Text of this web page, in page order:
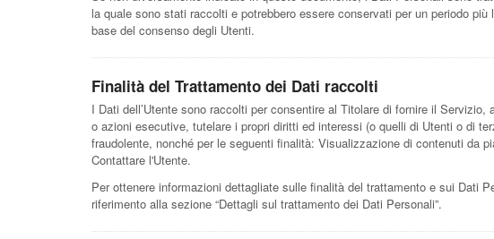
la quale sono stati raccolti e potrebbero essere conservati per un periodo
base del consenso degli Utenti.
Finalità del Trattamento dei Dati raccolti
I Dati dell’Utente sono raccolti per consentire al Titolare di fornire il
o azioni esecutive, tutelare i propri diritti ed interessi (o quelli di Utenti o di
fraudolente, nonché per le seguenti finalità: Visualizzazione di contenuti da
Contattare l'Utente.
Per ottenere informazioni dettagliate sulle finalità del trattamento e sui Dati
riferimento alla sezione “Dettagli sul trattamento dei Dati Personali”.